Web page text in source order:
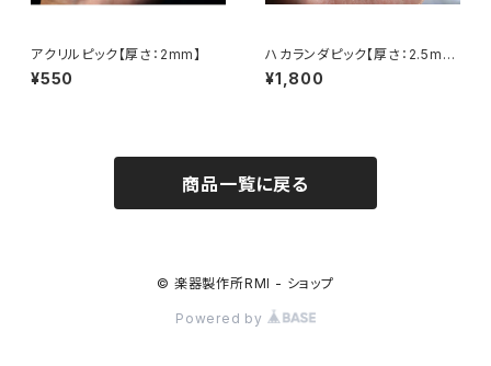
アクリルピック【厚さ：2mm】
¥550
ハカランダピック【厚さ：2.5m
m】
¥1,800
商品一覧に戻る
© 楽器製作所RMI - ショップ
Powered by